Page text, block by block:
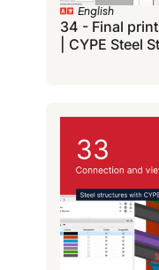
English
34 - Final
| CYPE Steel